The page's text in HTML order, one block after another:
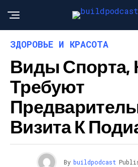
ЗДОРОВЬЕ И КРАСОТА
Виды Спорта,
Требуют
Визита К
By buildpodcast